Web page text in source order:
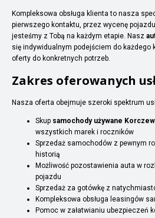
Kompleksowa obsługa klienta to nasza
pierwszego kontaktu, przez wycenę
jesteśmy z Tobą na każdym etapie. Nasz
się indywidualnym podejściem do każdego
oferty do konkretnych potrzeb.
Zakres oferowanych
Nasza oferta obejmuje szeroki spektrum
Skup samochody używane Korczew
wszystkich marek i roczników
Sprzedaż samochodów z pewnym
historią
Możliwość pozostawienia auta w
pojazdu
Sprzedaż za gotówkę z
Kompleksowa obsługa leasingów
Pomoc w załatwianiu ubezpieczeń